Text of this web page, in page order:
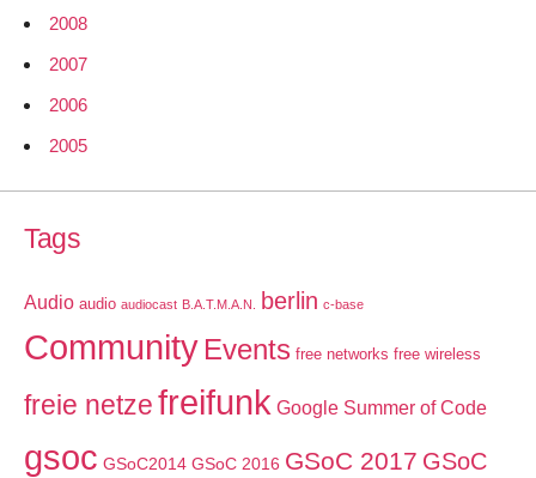
2008
2007
2006
2005
Tags
Audio audio audiocast B.A.T.M.A.N. berlin c-base
Community Events free networks free wireless
freie netzefreifunk Google Summer of Code
gsoc GSoC2014 GSoC 2016 GSoC 2017 GSoC